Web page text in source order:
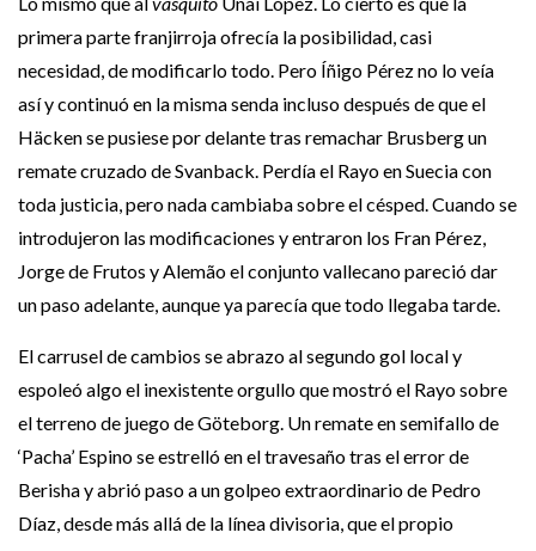
primera parte franjirroja ofrecía la posibilidad, casi
necesidad, de modificarlo todo. Pero Íñigo Pérez no lo veía
así y continuó en la misma senda incluso después de que el
Häcken se pusiese por delante tras remachar Brusberg un
remate cruzado de Svanback. Perdía el Rayo en Suecia con
toda justicia, pero nada cambiaba sobre el césped. Cuando se
introdujeron las modificaciones y entraron los Fran Pérez,
Jorge de Frutos y Alemão el conjunto vallecano pareció dar
un paso adelante, aunque ya parecía que todo llegaba tarde.
El carrusel de cambios se abrazo al segundo gol local y
espoleó algo el inexistente orgullo que mostró el Rayo sobre
el terreno de juego de Göteborg. Un remate en semifallo de
‘Pacha’ Espino se estrelló en el travesaño tras el error de
Berisha y abrió paso a un golpeo extraordinario de Pedro
Díaz, desde más allá de la línea divisoria, que el propio